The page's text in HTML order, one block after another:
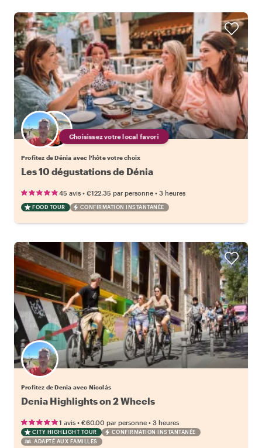
Choisissez votre local favori
Profitez de Dénia avec l'hôte votre choix
Les 10 dégustations de Dénia
45 avis • €122.35 par personne • 3 heures
FOOD TOUR CONFIRMATION INSTANTANÉE
Profitez de Denia avec Nicolás
Denia Highlights on 2 Wheels
1 avis • €60.00 par personne • 3 heures
CITY HIGHLIGHT TOUR
CONFIRMATION INSTANTANÉE
ADAPTÉ AUX FAMILLES